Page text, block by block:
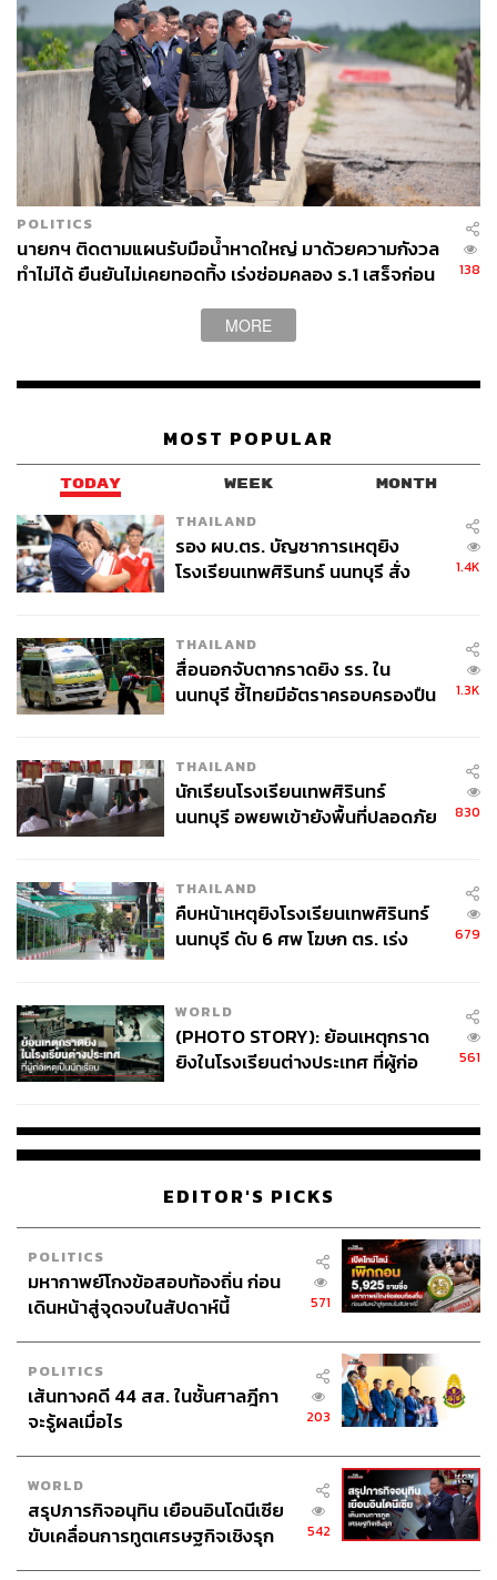
POLITICS
นายกฯ ติดตามแผนรับมือน้ำหาดใหญ่ มาด้วยความกังวล
ทำไม่ได้ ยืนยันไม่เคยทอดทิ้ง เร่งซ่อมคลอง ร.1 เสร็จก่อน
138
MORE
MOST POPULAR
TODAY WEEK MONTH
THAILAND
รอง ผบ.ตร. บัญชาการเหตุยิง
โรงเรียนเทพศิรินทร์ นนทบุรี สั่ง
1.4K
THAILAND
สื่อนอกจับตากราดยิง รร. ใน
นนทบุรี ชี้ไทยมีอัตราครอบครองปืน
1.3K
THAILAND
นักเรียนโรงเรียนเทพศิรินทร์
นนทบุรี อพยพเข้ายังพื้นที่ปลอดภัย
830
THAILAND
คืบหน้าเหตุยิงโรงเรียนเทพศิรินทร์
นนทบุรี ดับ 6 ศพ โฆษก ตร. เร่ง
679
WORLD
(PHOTO STORY): ย้อนเหตุกราด
ยิงในโรงเรียนต่างประเทศ ที่ผู้ก่อ
561
EDITOR'S PICKS
POLITICS
มหากาพย์โกงข้อสอบท้องถิ่น ก่อน
เดินหน้าสู่จุดจบในสัปดาห์นี้
571
POLITICS
เส้นทางคดี 44 สส. ในชั้นศาลฎีกา
จะรู้ผลเมื่อไร
203
WORLD
สรุปภารกิจอนุทิน เยือนอินโดนีเซีย
ขับเคลื่อนการทูตเศรษฐกิจเชิงรุก
542